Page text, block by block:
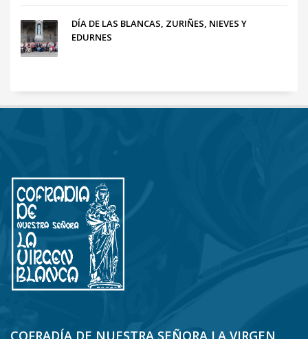
DÍA DE LAS BLANCAS, ZURIÑES, NIEVES Y
EDURNES
COFRADÍA DE NUESTRA SEÑORA LA VIRGEN